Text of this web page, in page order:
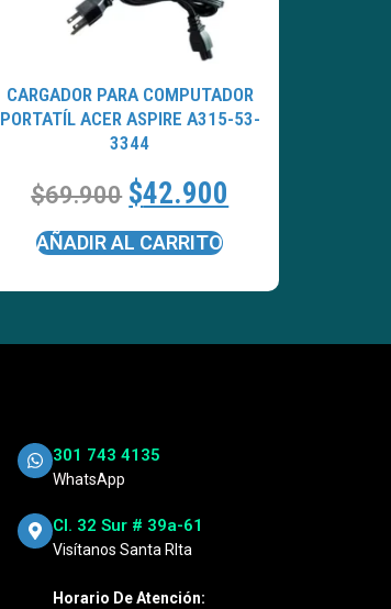
CARGADOR PARA COMPUTADOR
PORTATÍL ACER ASPIRE A315-53-
3344
$69.900 $42.900
AÑADIR AL CARRITO
301 743 4135
WhatsApp
Cl. 32 Sur # 39a-61
Visítanos Santa RIta
Horario De Atención: